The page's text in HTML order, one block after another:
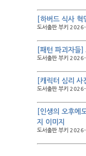
[하버드 식사
도서출판 부키
[패턴 파괴자들]
도서출판 부키
[캐릭터 심리 사
도서출판 부키
[인생의 오후에
지 이미지
도서출판 부키